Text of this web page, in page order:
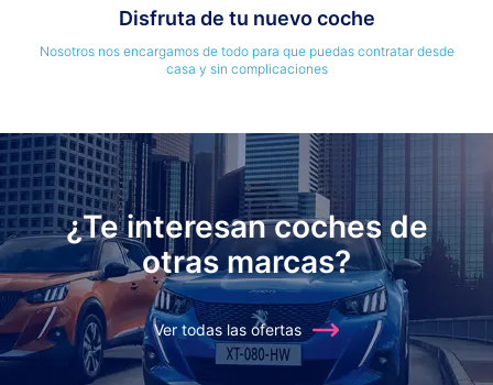
Disfruta de tu nuevo coche
Nosotros nos encargamos de todo para que puedas contratar desde
casa y sin complicaciones
¿Te interesan coches de
otras marcas?
Ver todas las ofertas